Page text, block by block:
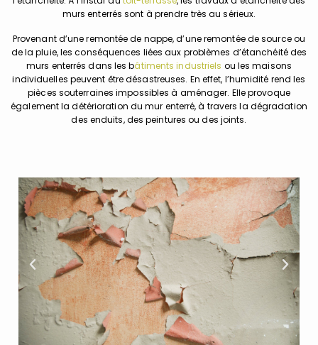
murs enterrés sont à prendre très au sérieux.
Provenant d’une remontée de nappe, d’une remontée de source ou
de la pluie, les conséquences liées aux problèmes d’étanchéité des
murs enterrés dans les bâtiments industriels ou les maisons
individuelles peuvent être désastreuses. En effet, l’humidité rend les
pièces souterraines impossibles à aménager. Elle provoque
également la détérioration du mur enterré, à travers la dégradation
des enduits, des peintures ou des joints.